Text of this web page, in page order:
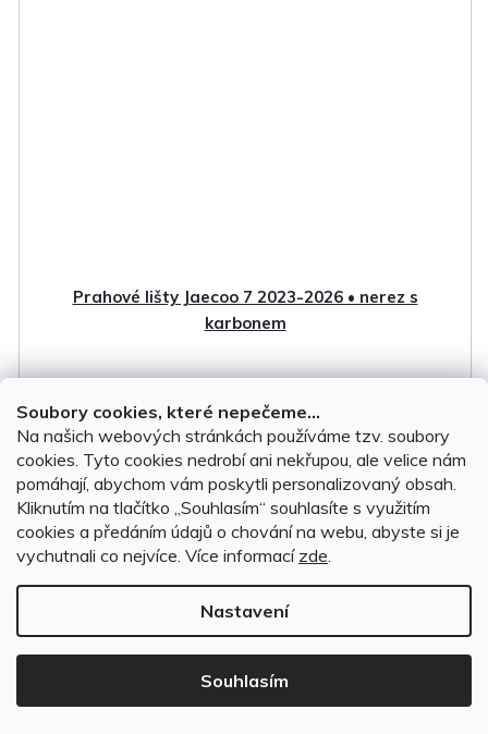
Soubory cookies, které nepečeme...
Na našich webových stránkách používáme tzv. soubory
cookies. Tyto cookies nedrobí ani nekřupou, ale velice nám
pomáhají, abychom vám poskytli personalizovaný obsah.
Kliknutím na tlačítko ,,Souhlasím“ souhlasíte s využitím
cookies a předáním údajů o chování na webu, abyste si je
vychutnali co nejvíce. Více informací zde.
Nastavení
Souhlasím
Prahové lišty Jaecoo 7 2023-2026 • nerez s
karbonem
Na objednávku do 14 dnů
2 199 Kč
DO KOŠÍKU